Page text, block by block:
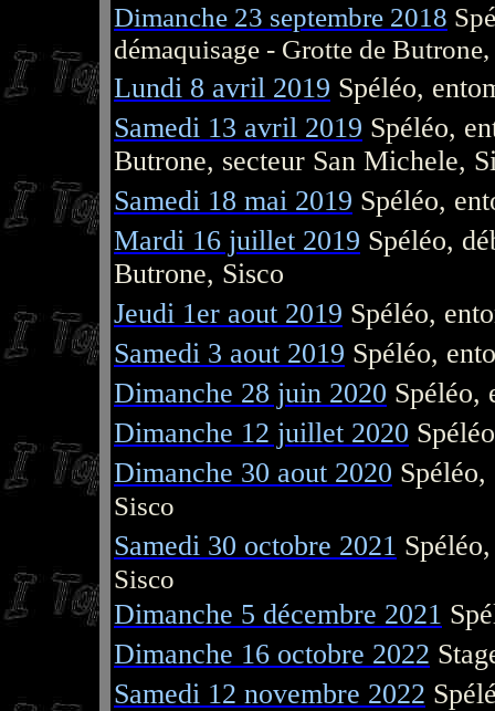
Dimanche 23 septembre 2018
démaquisage - Grotte de
Lundi 8 avril 2019 Spéléo,
Samedi 13 avril 2019 Spéléo,
Butrone, secteur San Michele,
Samedi 18 mai 2019 Spéléo,
Mardi 16 juillet 2019 Spéléo,
Butrone, Sisco
Jeudi 1er aout 2019 Spéléo,
Samedi 3 aout 2019 Spéléo,
Dimanche 28 juin 2020 Spéléo,
Dimanche 12 juillet 2020
Dimanche 30 aout 2020
Sisco
Samedi 30 octobre 2021
Sisco
Dimanche 5 décembre 2021
Dimanche 16 octobre 2022
Samedi 12 novembre 2022